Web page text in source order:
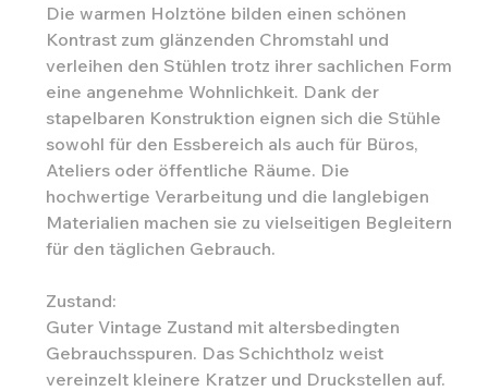
Die warmen Holztöne bilden einen schönen
Kontrast zum glänzenden Chromstahl und
verleihen den Stühlen trotz ihrer sachlichen Form
eine angenehme Wohnlichkeit. Dank der
stapelbaren Konstruktion eignen sich die Stühle
sowohl für den Essbereich als auch für Büros,
Ateliers oder öffentliche Räume. Die
hochwertige Verarbeitung und die langlebigen
Materialien machen sie zu vielseitigen Begleitern
für den täglichen Gebrauch.
Zustand:
Guter Vintage Zustand mit altersbedingten
Gebrauchsspuren. Das Schichtholz weist
vereinzelt kleinere Kratzer und Druckstellen auf.